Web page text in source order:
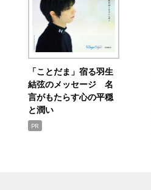
「ことだま」宿る羽生
結弦のメッセージ 名
言がもたらす心の平穏
と潤い
PR